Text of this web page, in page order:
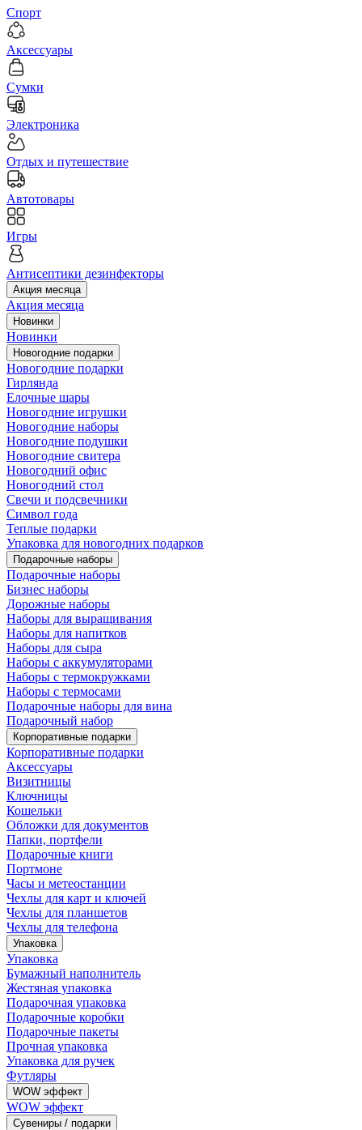
Спорт
Аксессуары
Сумки
Электроника
Отдых и путешествие
Автотовары
Игры
Антисептики дезинфекторы
Акция месяца
Акция месяца
Новинки
Новинки
Новогодние подарки
Новогодние подарки
Гирлянда
Елочные шары
Новогодние игрушки
Новогодние наборы
Новогодние подушки
Новогодние свитера
Новогодний офис
Новогодний стол
Свечи и подсвечники
Символ года
Теплые подарки
Упаковка для новогодних подарков
Подарочные наборы
Подарочные наборы
Бизнес наборы
Дорожные наборы
Наборы для выращивания
Наборы для напитков
Наборы для сыра
Наборы с аккумуляторами
Наборы с термокружками
Наборы с термосами
Подарочные наборы для вина
Подарочный набор
Корпоративные подарки
Корпоративные подарки
Аксессуары
Визитницы
Ключницы
Кошельки
Обложки для документов
Папки, портфели
Подарочные книги
Портмоне
Часы и метеостанции
Чехлы для карт и ключей
Чехлы для планшетов
Чехлы для телефона
Упаковка
Упаковка
Бумажный наполнитель
Жестяная упаковка
Подарочная упаковка
Подарочные коробки
Подарочные пакеты
Прочная упаковка
Упаковка для ручек
Футляры
WOW эффект
WOW эффект
Сувениры / подарки